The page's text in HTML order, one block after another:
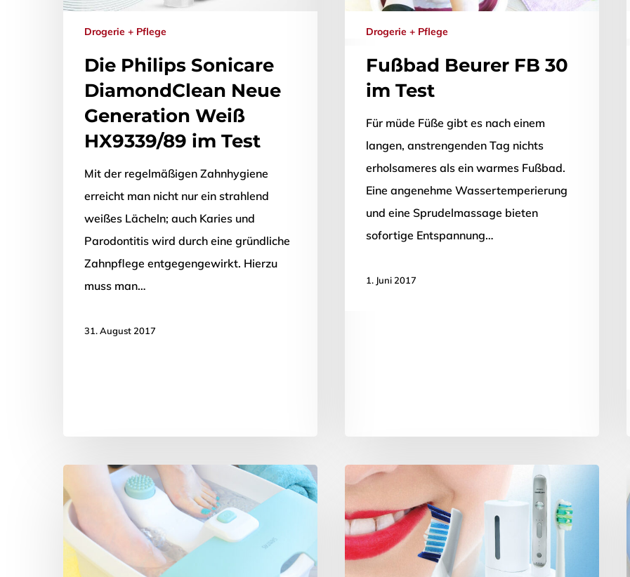
Drogerie + Pflege
Die Philips Sonicare
DiamondClean Neue
Generation Weiß
HX9339/89 im Test
Mit der regelmäßigen Zahnhygiene
erreicht man nicht nur ein strahlend
weißes Lächeln; auch Karies und
Parodontitis wird durch eine gründliche
Zahnpflege entgegengewirkt. Hierzu
muss man…
31. August 2017
Drogerie + Pflege
Fußbad Beurer FB 30
im Test
Für müde Füße gibt es nach einem
langen, anstrengenden Tag nichts
erholsameres als ein warmes Fußbad.
Eine angenehme Wassertemperierung
und eine Sprudelmassage bieten
sofortige Entspannung…
1. Juni 2017